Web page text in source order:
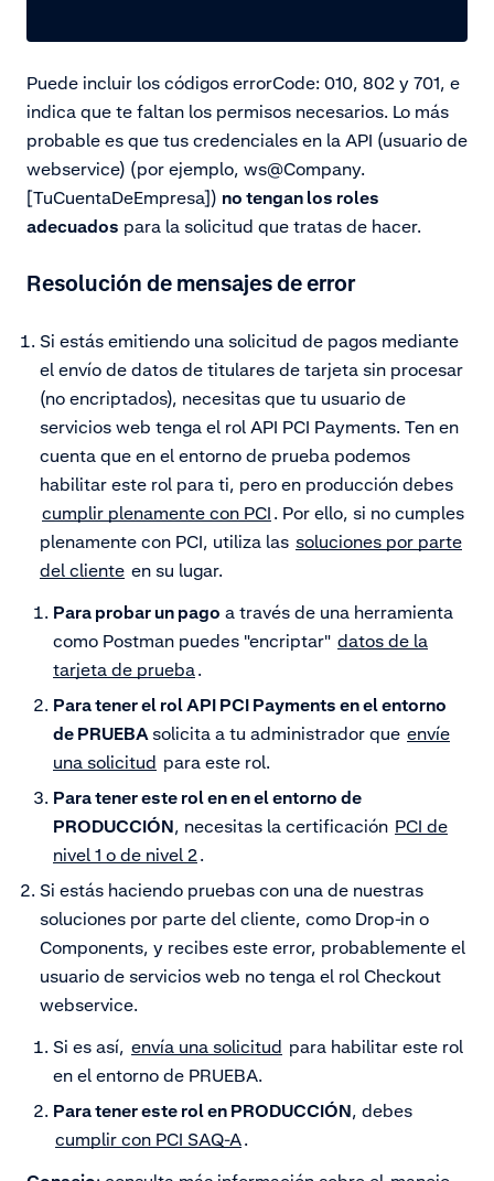
Puede incluir los códigos errorCode: 010, 802 y 701, e
indica que te faltan los permisos necesarios. Lo más
probable es que tus credenciales en la API (usuario de
webservice) (por ejemplo, ws@Company.
[TuCuentaDeEmpresa]) no tengan los roles
adecuados para la solicitud que tratas de hacer.
Resolución de mensajes de error
Si estás emitiendo una solicitud de pagos mediante
el envío de datos de titulares de tarjeta sin procesar
(no encriptados), necesitas que tu usuario de
servicios web tenga el rol API PCI Payments. Ten en
cuenta que en el entorno de prueba podemos
habilitar este rol para ti, pero en producción debes
cumplir plenamente con PCI . Por ello, si no cumples
plenamente con PCI, utiliza las soluciones por parte
del cliente en su lugar.
Para probar un pago a través de una herramienta
como Postman puedes "encriptar" datos de la
tarjeta de prueba.
Para tener el rol API PCI Payments en el entorno
de PRUEBA solicita a tu administrador que envíe
una solicitud para este rol.
Para tener este rol en en el entorno de
PRODUCCIÓN, necesitas la certificación PCI de
nivel 1 o de nivel 2 .
Si estás haciendo pruebas con una de nuestras
soluciones por parte del cliente, como Drop-in o
Components, y recibes este error, probablemente el
usuario de servicios web no tenga el rol Checkout
webservice.
Si es así, envía una solicitud para habilitar este rol
en el entorno de PRUEBA.
Para tener este rol en PRODUCCIÓN, debes
cumplir con PCI SAQ-A.